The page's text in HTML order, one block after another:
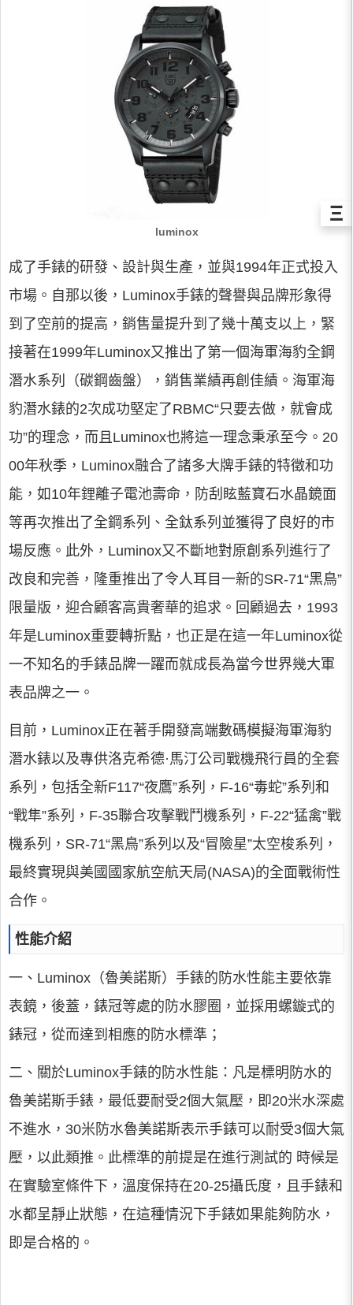
luminox
成了手錶的研發、設計與生產，並與1994年正式投入
市場。自那以後，Luminox手錶的聲譽與品牌形象得
到了空前的提高，銷售量提升到了幾十萬支以上，緊
接著在1999年Luminox又推出了第一個海軍海豹全鋼
潛水系列（碳鋼齒盤），銷售業績再創佳績。海軍海
豹潛水錶的2次成功堅定了RBMC“只要去做，就會成
功”的理念，而且Luminox也將這一理念秉承至今。20
00年秋季，Luminox融合了諸多大牌手錶的特徵和功
能，如10年鋰離子電池壽命，防刮眩藍寶石水晶鏡面
等再次推出了全鋼系列、全鈦系列並獲得了良好的市
場反應。此外，Luminox又不斷地對原創系列進行了
改良和完善，隆重推出了令人耳目一新的SR-71“黑鳥”
限量版，迎合顧客高貴奢華的追求。回顧過去，1993
年是Luminox重要轉折點，也正是在這一年Luminox從
一不知名的手錶品牌一躍而就成長為當今世界幾大軍
表品牌之一。
目前，Luminox正在著手開發高端數碼模擬海軍海豹
潛水錶以及專供洛克希德·馬汀公司戰機飛行員的全套
系列，包括全新F117“夜鷹”系列，F-16“毒蛇”系列和
“戰隼”系列，F-35聯合攻擊戰鬥機系列，F-22“猛禽”戰
機系列，SR-71“黑鳥”系列以及“冒險星”太空梭系列，
最終實現與美國國家航空航天局(NASA)的全面戰術性
合作。
性能介紹
一、Luminox（魯美諾斯）手錶的防水性能主要依靠
表鏡，後蓋，錶冠等處的防水膠圈，並採用螺鏇式的
錶冠，從而達到相應的防水標準；
二、關於Luminox手錶的防水性能：凡是標明防水的
魯美諾斯手錶，最低要耐受2個大氣壓，即20米水深處
不進水，30米防水魯美諾斯表示手錶可以耐受3個大氣
壓，以此類推。此標準的前提是在進行測試的 時候是
在實驗室條件下，溫度保持在20-25攝氏度，且手錶和
水都呈靜止狀態，在這種情況下手錶如果能夠防水，
即是合格的。
Ξ